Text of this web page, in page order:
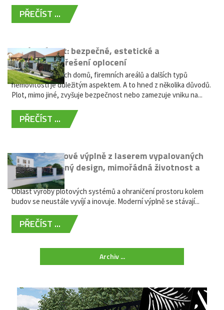
PŘEČÍST ...
Hliníkový plot: bezpečné, estetické a
bezúdržbové řešení oplocení
Oplocení rodinných domů, firemních areálů a dalších typů
nemovitostí je důležitým aspektem. A to hned z několika důvodů.
Plot, mimo jiné, zvyšuje bezpečnost nebo zamezuje vniku na...
PŘEČÍST ...
Moderní plotové výplně z laserem vypalovaných
kovů: výjimečný design, mimořádná životnost a
žádná údržba
Oblast výroby plotových systémů a ohraničení prostoru kolem
budov se neustále vyvíjí a inovuje. Moderní výplně se stávají...
PŘEČÍST ...
Archiv ...